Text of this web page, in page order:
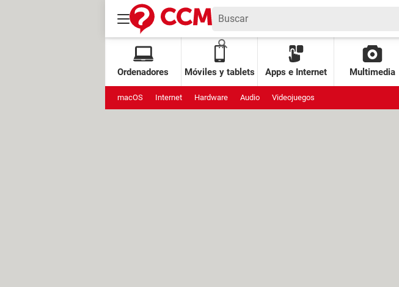
Ordenadores Móviles y tablets Apps e Internet Multimedia
macOS Internet Hardware Audio Videojuegos